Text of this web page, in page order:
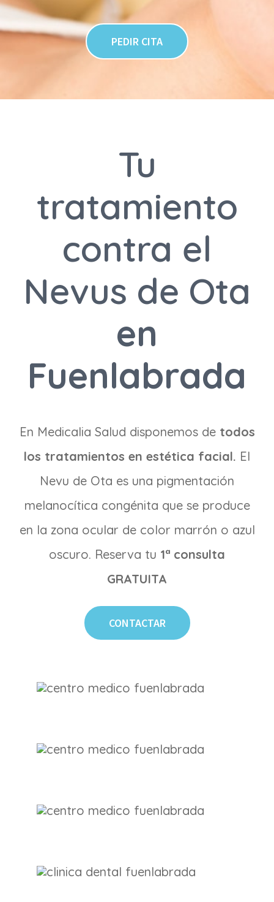
PEDIR CITA
Tu
tratamiento
contra el
Nevus de Ota
en
Fuenlabrada
En Medicalia Salud disponemos de todos
los tratamientos en estética facial. El
Nevu de Ota es una pigmentación
melanocítica congénita que se produce
en la zona ocular de color marrón o azul
oscuro. Reserva tu 1ª consulta
GRATUITA
CONTACTAR